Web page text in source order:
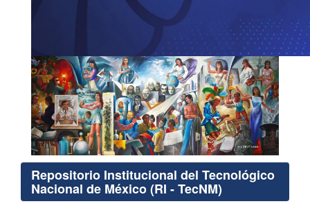
Repositorio Institucional del Tecnológico
Nacional de México (RI - TecNM)